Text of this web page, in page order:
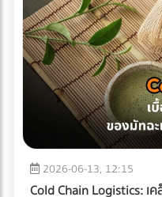
ถูกบรรจุลงตู้คอนเทนเนอร์
ต้องการเติบโตในตลาดโล
สมเหตุสมผลให้กับผู้เชี่ยวช
คุ้มค่ากว่าการยอมเสี่ยงเพื่
นั่งเสียใจกับค่าปรับและปั
(Particulate Matter
กับกระแสเลือดโดยตรง เช่
หรือถุงเก็บเลือด ฝุ่นผงเพีย
ภาวะลิ่มเลือดอุดตัน หรือการ
ระบบ Cleanroom จะคอย
เส้นผมของพนักงาน ไม่ให้
เด็ดขาด 3. การควบคุมอุณ
Humidity) พลาสติกเกรดก
ความชื้นและอุณหภูมิ หากสภ
ต่อขนาด (Dimension) และค
Parts) ที่ต้องทนต่อแรงดัน
หากเลือกใช้ชิ้นส่วนที่ไม่ได้
ภายหลัง: 1. ต้นทุนจากของ
(False Reject &
การควบคุมคุณภาพ (QC)
Valve ที่ไม่ได้มาตรฐานมา
แล้วพบว่าวาล์วเกิดการรั่
สายพานการผลิต เสียเวลา
ค่าแรงของพนักงานไปอย่าง
ค่าใช้จ่ายในการเคลมสินค้า
2026-06-13, 12:15
Cold Chain Logistics: เ